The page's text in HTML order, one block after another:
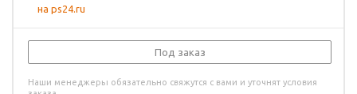
Под заказ
Наши менеджеры обязательно свяжутся с вами и уточнят условия